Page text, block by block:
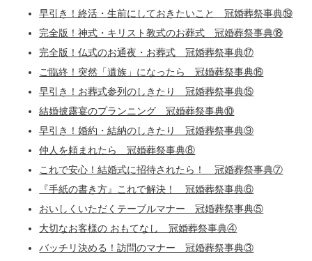
早引き！終活・生前にしておきたいこと 冠婚葬祭事典⑲
完全版！神式・キリスト教式のお葬式 冠婚葬祭事典⑱
完全版！仏式のお通夜・お葬式 冠婚葬祭事典⑰
ご臨終！突然「遺族」になったら 冠婚葬祭事典⑯
早引き！お葬式参列のしきたり 冠婚葬祭事典⑮
結婚披露宴のプランニング 冠婚葬祭事典⑩
早引き！婚約・結納のしきたり 冠婚葬祭事典⑨
仲人を頼まれたら 冠婚葬祭事典⑧
これで安心！結婚式に招待されたら！ 冠婚葬祭事典⑦
『手紙の書き方』これで解決！ 冠婚葬祭事典⑥
おいしくいただくテーブルマナー 冠婚葬祭事典⑤
大切なお客様の おもてなし 冠婚葬祭事典④
バッチリ決める！訪問のマナー 冠婚葬祭事典③